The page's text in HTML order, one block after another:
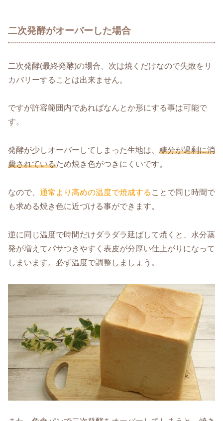
二次発酵がオーバーした場合
二次発酵(最終発酵)の場合、次は焼くだけなので失敗をリ
カバリーすることは出来ません。
ですが許容範囲内であればなんとか形にする事は可能で
す。
発酵が少しオーバーしてしまった生地は、 糖分が過剰に消
費されているため焼き色がつきにくいです。
なので、 通常より高めの温度で焼成する ことで同じ時間で
も求める焼き色に近づける事ができます。
逆に同じ温度で時間だけダラダラ延ばして焼くと、水分蒸
発が増えてパサつきやすく表皮が分厚い仕上がりになって
しまいます。必ず温度で調整しましょう。